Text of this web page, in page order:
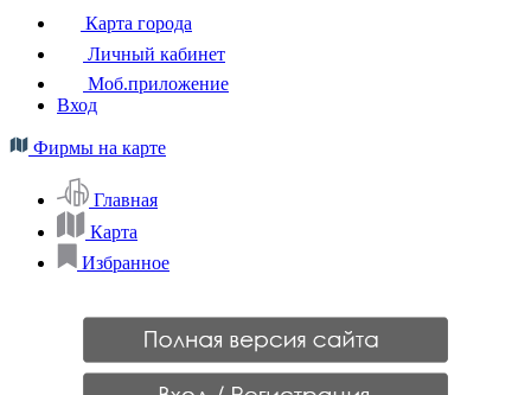
Карта города
Личный кабинет
Моб.приложение
Вход
Фирмы на карте
Главная
Карта
Избранное